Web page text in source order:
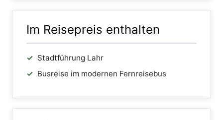
Im Reisepreis enthalten
Stadtführung Lahr
Busreise im modernen Fernreisebus